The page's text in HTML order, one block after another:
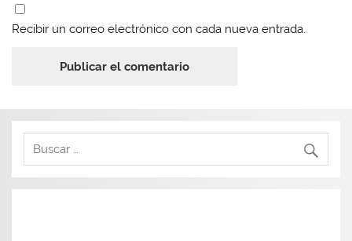
Recibir un correo electrónico con cada nueva entrada.